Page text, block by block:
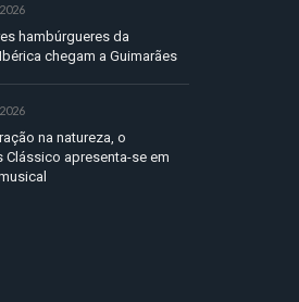
hambúrgueres da
chegam a Guimarães
na natureza, o
Clássico apresenta-se em